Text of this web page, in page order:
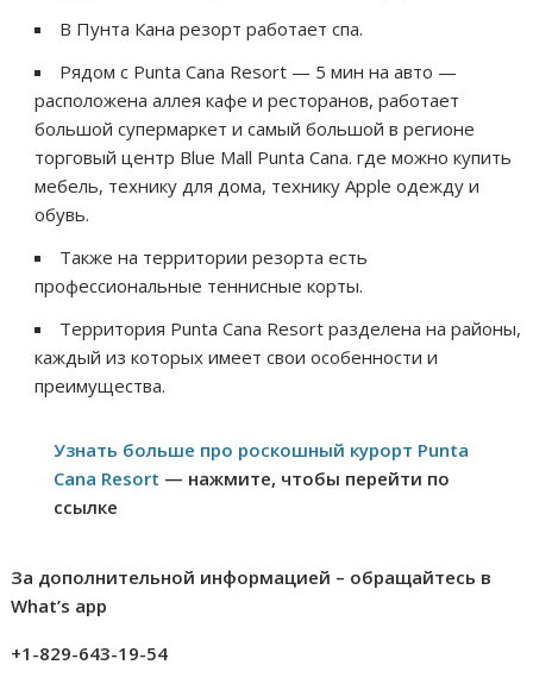
В Пунта Кана резорт работает спа.
Рядом с Punta Cana Resort — 5 мин на авто —
расположена аллея кафе и ресторанов, работает
большой супермаркет и самый большой в регионе
торговый центр Blue Mall Punta Cana. где можно купить
мебель, технику для дома, технику Apple одежду и
обувь.
Также на территории резорта есть
профессиональные теннисные корты.
Территория Punta Cana Resort разделена на районы,
каждый из которых имеет свои особенности и
преимущества.
Узнать больше про роскошный курорт Punta
Cana Resort — нажмите, чтобы перейти по
ссылке
За дополнительной информацией – обращайтесь в
What’s app
+1-829-643-19-54